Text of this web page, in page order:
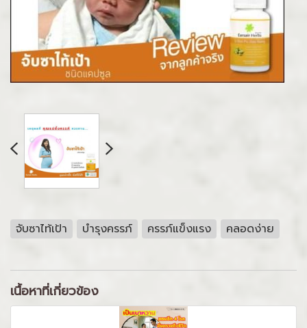
จับซาไท้เป้า บำรุงครรภ์ ครรภ์แข็งแรง คลอดง่าย
เนื้อหาที่เกี่ยวข้อง